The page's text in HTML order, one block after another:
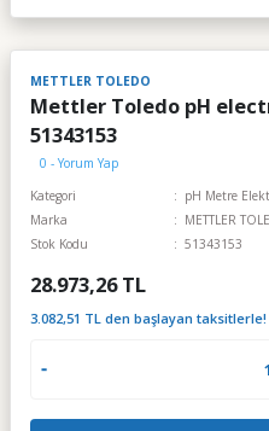
METTLER TOLEDO
Mettler Toledo pH
51343153
0 - Yorum Yap
Kategori
pH Metre
Marka
METTLER
Stok Kodu
51343153
28.973,26 TL
3.082,51 TL den başlayan taksitlerle!